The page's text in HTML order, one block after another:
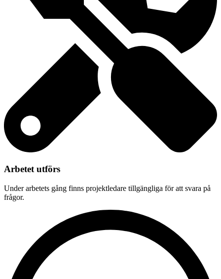
Arbetet utförs
Under arbetets gång finns projektledare tillgängliga för att svara på
frågor.